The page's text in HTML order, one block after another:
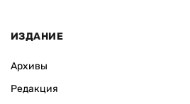
ИЗДАНИЕ
Архивы
Редакция